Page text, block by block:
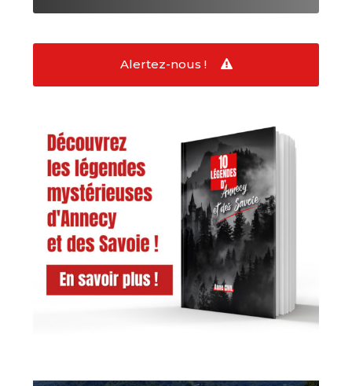
Alertez-nous !